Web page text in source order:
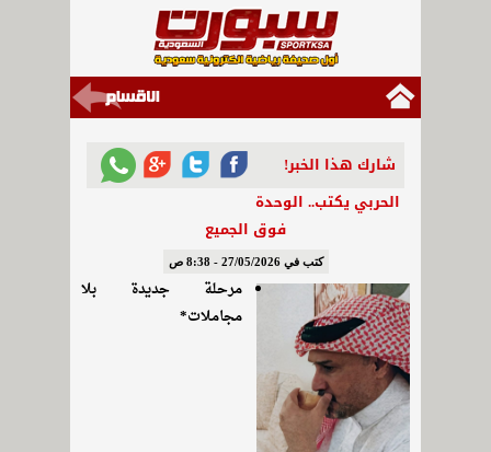
شارك هذا الخبر!
الحربي يكتب.. الوحدة
فوق الجميع
كتب في 27/05/2026 - 8:38 ص
مرحلة جديدة بلا
مجاملات*